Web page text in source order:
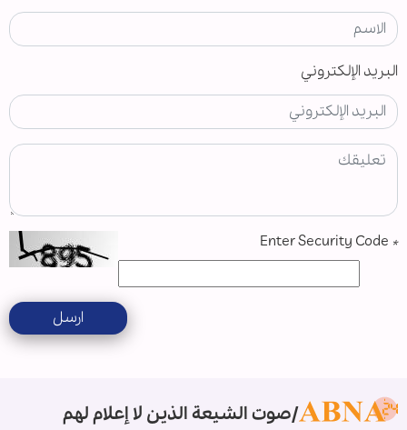
البريد الإلكتروني
*
ارسل
صوت الشيعة الذين لا إعلام لهم